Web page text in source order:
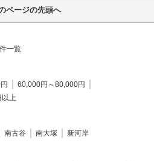
ページの先頭へ
一覧
60,000円～80,000円
以上
南古谷 南大塚 新河岸